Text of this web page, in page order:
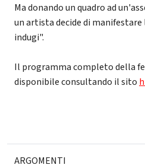
Ma donando un quadro ad
un artista decide di
indugi".
Il programma completo della
disponibile consultando il sito
ARGOMENTI